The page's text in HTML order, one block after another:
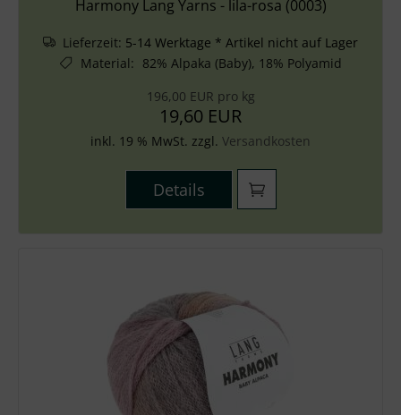
Harmony Lang Yarns - lila-rosa (0003)
Lieferzeit: 5-14 Werktage * Artikel nicht auf Lager
Material: 82% Alpaka (Baby), 18% Polyamid
196,00 EUR pro kg
19,60 EUR
inkl. 19 % MwSt. zzgl. Versandkosten
Details